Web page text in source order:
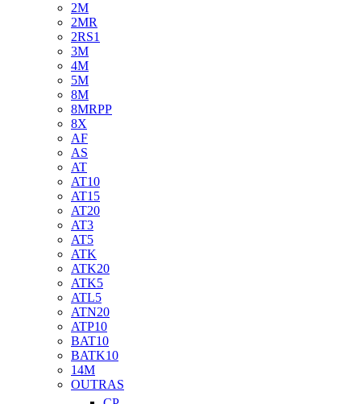
2M
2MR
2RS1
3M
4M
5M
8M
8MRPP
8X
AF
AS
AT
AT10
AT15
AT20
AT3
AT5
ATK
ATK20
ATK5
ATL5
ATN20
ATP10
BAT10
BATK10
14M
OUTRAS